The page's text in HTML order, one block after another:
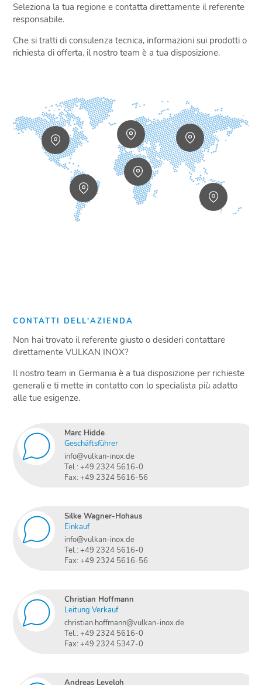
Seleziona la tua regione e contatta direttamente il referente
responsabile.
Che si tratti di consulenza tecnica, informazioni sui prodotti o
richiesta di offerta, il nostro team è a tua disposizione.
CONTATTI DELL'AZIENDA
Non hai trovato il referente giusto o desideri contattare
direttamente VULKAN INOX?
Il nostro team in Germania è a tua disposizione per richieste
generali e ti mette in contatto con lo specialista più adatto
alle tue esigenze.
Marc Hidde
Geschäftsführer
info@vulkan-inox.de
Tel.: +49 2324 5616-0
Fax: +49 2324 5616-56
Silke Wagner-Hohaus
Einkauf
info@vulkan-inox.de
Tel.: +49 2324 5616-0
Fax: +49 2324 5616-56
Christian Hoffmann
Leitung Verkauf
christian.hoffmann@vulkan-inox.de
Tel.: +49 2324 5616-0
Fax: +49 2324 5347-0
Andreas Leveloh